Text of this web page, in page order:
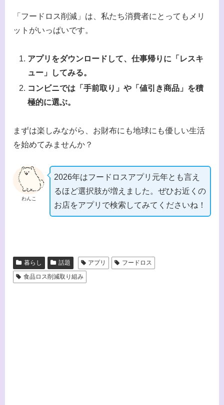
「フードロス削減」は、私たち消費者にとってもメリ
ットがいっぱいです。
アプリをダウンロードして、仕事帰りに「レスキ
ュー」してみる。
コンビニでは「手前取り」や「値引き商品」を積
極的に選ぶ。
まずは楽しみながら、お財布にも地球にも優しい生活
を始めてみませんか？
わんこ
2026年はフードロスアプリ元年とも言え
るほど選択肢が増えました。ぜひお近くの
お店をアプリで検索してみてくださいね！
暮らし 話題 アプリ
フードロス
食品ロス削減取り組み